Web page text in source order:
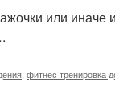
или иначе
фитнес тренировка